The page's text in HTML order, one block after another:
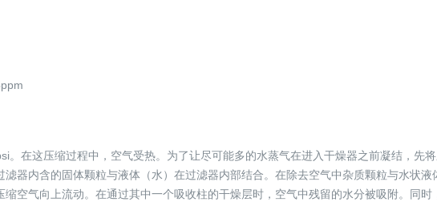
。在这压缩过程中，空气受热。为了让尽可能多的水蒸气在进入干燥器之前凝结，先
器内含的固体颗粒与液体（水）在过滤器内部结合。在除去空气中杂质颗粒与水状
缩空气向上流动。在通过其中一个吸收柱的干燥层时，空气中残留的水分被吸附。同